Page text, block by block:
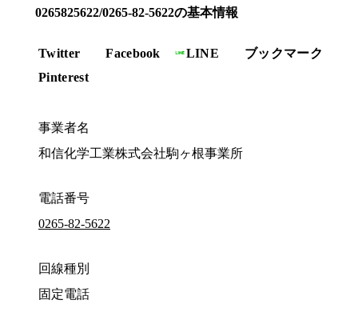
0265825622/0265-82-5622の基本情報
Twitter Facebook LINE
ブックマーク
Pinterest
事業者名
和信化学工業株式会社駒ヶ根事業所
電話番号
0265-82-5622
回線種別
固定電話